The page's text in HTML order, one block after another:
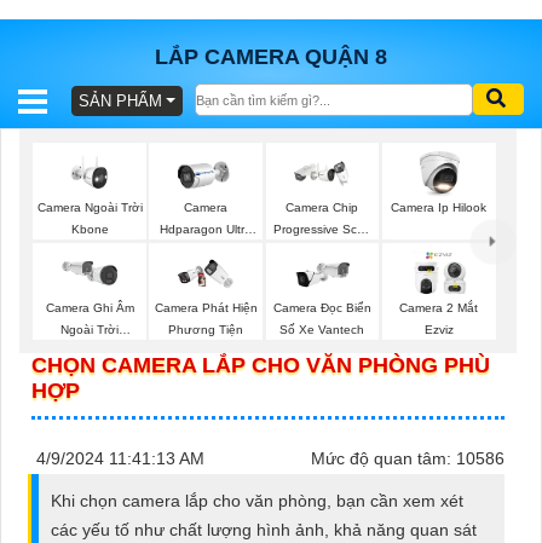
LẮP CAMERA QUẬN 8
BÁO
TRỌN
GÓI
SẢN
PHẨM
TƯ
SẢN PHẨM
Camera Ngoài Trời
Kbone
Camera
Hdparagon Ultra
Camera Chip
Progressive Scan
Camera Ip Hilook
Camera Ghi Âm
Ngoài Trời
Camera Phát Hiện
Phương Tiện
Camera Đọc Biển
Số Xe Vantech
Camera 2 Mắt
Ezviz
CHỌN CAMERA LẮP CHO VĂN PHÒNG PHÙ
HỢP
4/9/2024 11:41:13 AM Mức độ quan tâm: 10586
Khi chọn camera lắp cho văn phòng, bạn cần xem xét
các yếu tố như chất lượng hình ảnh, khả năng quan sát